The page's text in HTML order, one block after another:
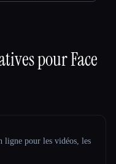
pourFace
ligne pour les vidéos, les